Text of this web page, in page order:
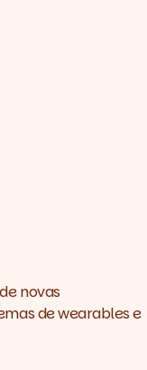
novas
de wearables e